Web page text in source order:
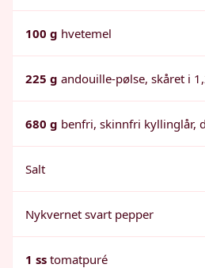
100 g hvetemel
225 g andouille-pølse, skåret i
680 g benfri, skinnfri kyllinglår,
Salt
Nykvernet svart pepper
1 ss tomatpuré